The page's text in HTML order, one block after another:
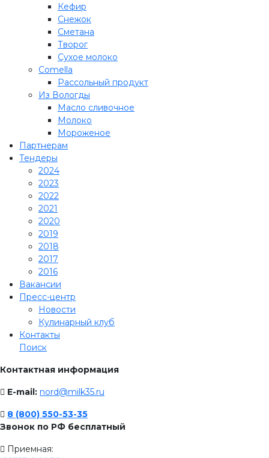
Кефир
Снежок
Сметана
Творог
Сухое молоко
Comеlla
Рассольный продукт
Из Вологды
Масло сливочное
Молоко
Мороженое
Партнерам
Тендеры
2024
2023
2022
2021
2020
2019
2018
2017
2016
Вакансии
Пресс-центр
Новости
Кулинарный клуб
Контакты
Поиск
Контактная информация
E-mail: nord@milk35.ru
8 (800) 550-53-35
Звонок по РФ бесплатный
Приемная: